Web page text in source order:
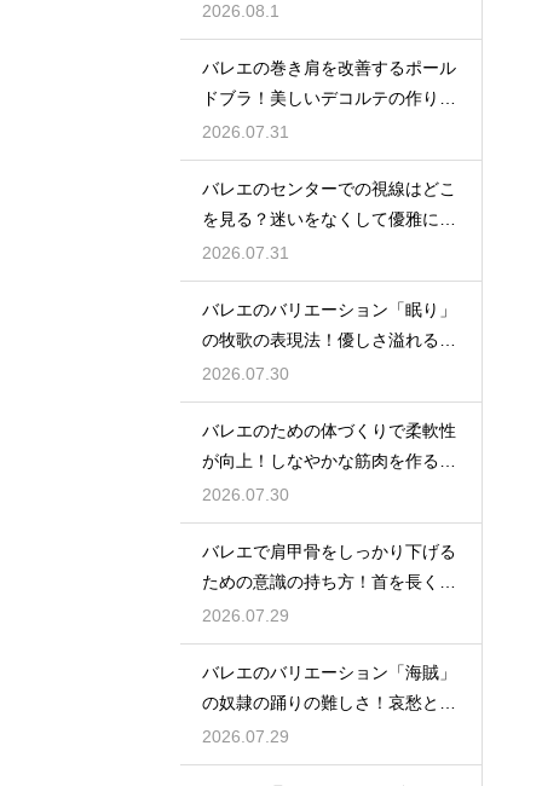
訣
2026.08.1
バレエの巻き肩を改善するポール
ドブラ！美しいデコルテの作り方
とは
2026.07.31
バレエのセンターでの視線はどこ
を見る？迷いをなくして優雅に踊
る
2026.07.31
バレエのバリエーション「眠り」
の牧歌の表現法！優しさ溢れる踊
り
2026.07.30
バレエのための体づくりで柔軟性
が向上！しなやかな筋肉を作る毎
日の新習慣
2026.07.30
バレエで肩甲骨をしっかり下げる
ための意識の持ち方！首を長く見
せる
2026.07.29
バレエのバリエーション「海賊」
の奴隷の踊りの難しさ！哀愁とテ
クニック
2026.07.29